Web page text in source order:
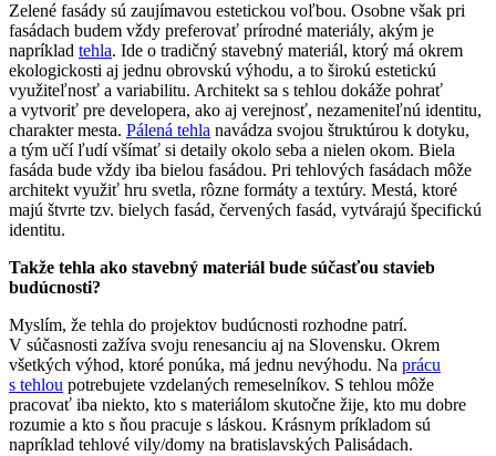
Zelené fasády sú zaujímavou estetickou voľbou. Osobne však pri
fasádach budem vždy preferovať prírodné materiály, akým je
napríklad tehla. Ide o tradičný stavebný materiál, ktorý má okrem
ekologickosti aj jednu obrovskú výhodu, a to širokú estetickú
využiteľnosť a variabilitu. Architekt sa s tehlou dokáže pohrať
a vytvoriť pre developera, ako aj verejnosť, nezameniteľnú identitu,
charakter mesta. Pálená tehla navádza svojou štruktúrou k dotyku,
a tým učí ľudí všímať si detaily okolo seba a nielen okom. Biela
fasáda bude vždy iba bielou fasádou. Pri tehlových fasádach môže
architekt využiť hru svetla, rôzne formáty a textúry. Mestá, ktoré
majú štvrte tzv. bielych fasád, červených fasád, vytvárajú špecifickú
identitu.
Takže tehla ako stavebný materiál bude súčasťou stavieb
budúcnosti?
Myslím, že tehla do projektov budúcnosti rozhodne patrí.
V súčasnosti zažíva svoju renesanciu aj na Slovensku. Okrem
všetkých výhod, ktoré ponúka, má jednu nevýhodu. Na prácu
s tehlou potrebujete vzdelaných remeselníkov. S tehlou môže
pracovať iba niekto, kto s materiálom skutočne žije, kto mu dobre
rozumie a kto s ňou pracuje s láskou. Krásnym príkladom sú
napríklad tehlové vily/domy na bratislavských Palisádach.